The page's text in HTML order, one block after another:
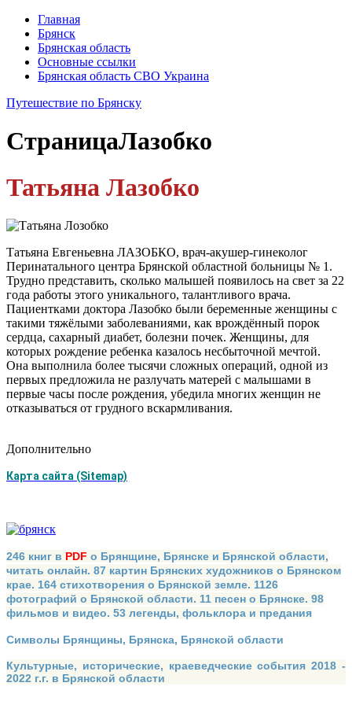
Главная
Брянск
Брянская область
Основные ссылки
Брянская область СВО Украина
Путешествие по Брянску
СтраницаЛазобко
Татьяна Лазобко
Татьяна Евгеньевна ЛАЗОБКО, врач-акушер-гинеколог
Перинатального центра Брянской областной больницы № 1.
Трудно представить, сколько малышей появилось на свет за 22
года работы этого уникального, талантливого врача.
Пациентками доктора Лазобко были беременные женщины с
такими тяжёлыми заболеваниями, как врождённый порок
сердца, сахарный диабет, болезни почек. Женщины, для
которых рождение ребенка казалось несбыточной мечтой.
Она выполнила более тысячи сложных операций, одной из
первых предложила не разлучать матерей с малышами в
первые часы после рождения, убедила многих женщин не
отказываться от грудного вскармливания.
Дополнительно
Карта сайта (Sitemap)
246 книг в PDF о Брянщине, Брянске и Брянской области,
читать онлайн. 87 картин Брянских художников о Брянском
крае. 164 стихотворения о Брянской земле. 1126
фотографий о Брянской области. 11 песен о Брянске. 98
фильмов и видео. 53 легенды, фольклора и предания
Символы Брянщины, Брянска, Брянской области
Культурные, исторические, краеведческие события 2018 -
2022 г.г. в Брянской области